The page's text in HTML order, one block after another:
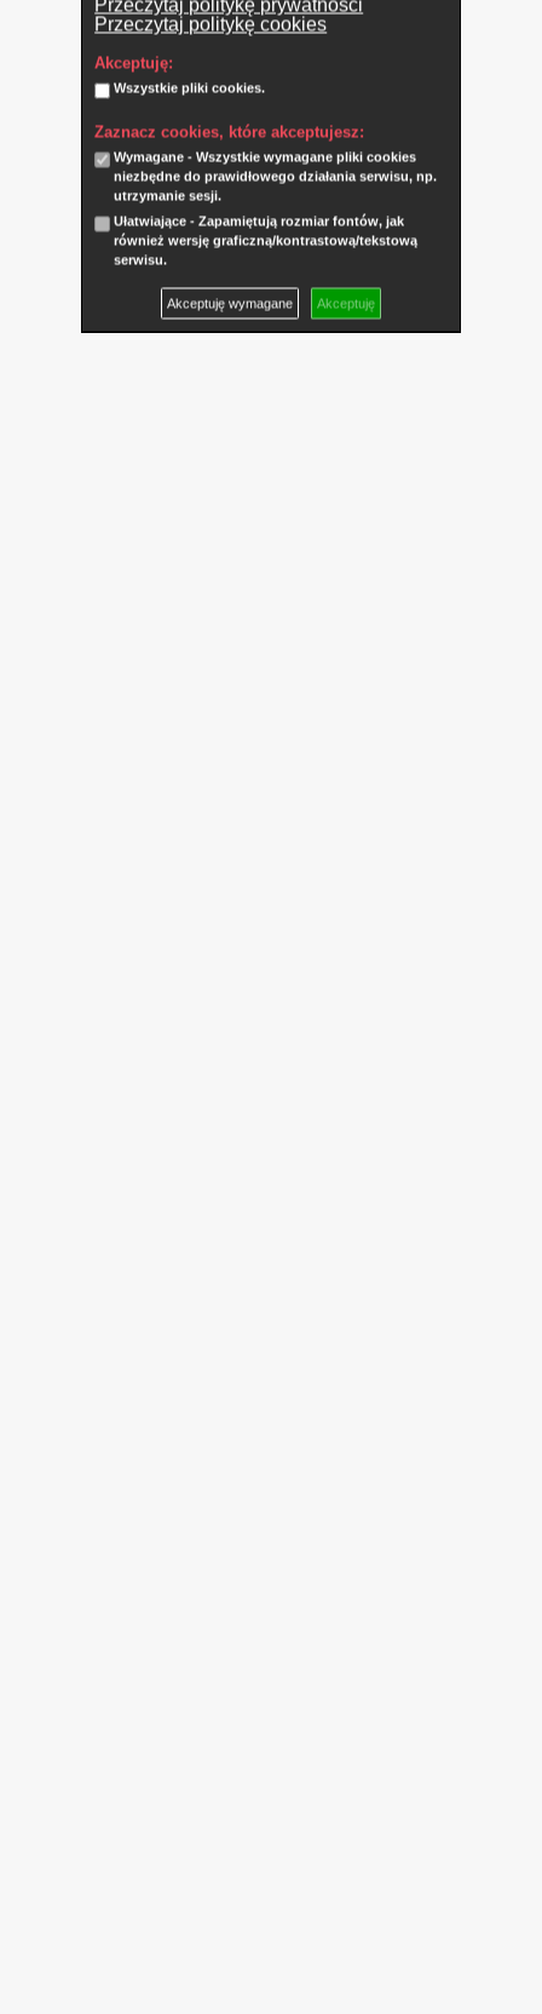
Przeczytaj politykę prywatności
Przeczytaj politykę cookies
Akceptuję:
Wszystkie pliki cookies.
Zaznacz cookies, które akceptujesz:
Wymagane - Wszystkie wymagane pliki cookies
niezbędne do prawidłowego działania serwisu, np.
utrzymanie sesji.
Ułatwiające - Zapamiętują rozmiar fontów, jak
również wersję graficzną/kontrastową/tekstową
serwisu.
Akceptuję wymagane Akceptuję